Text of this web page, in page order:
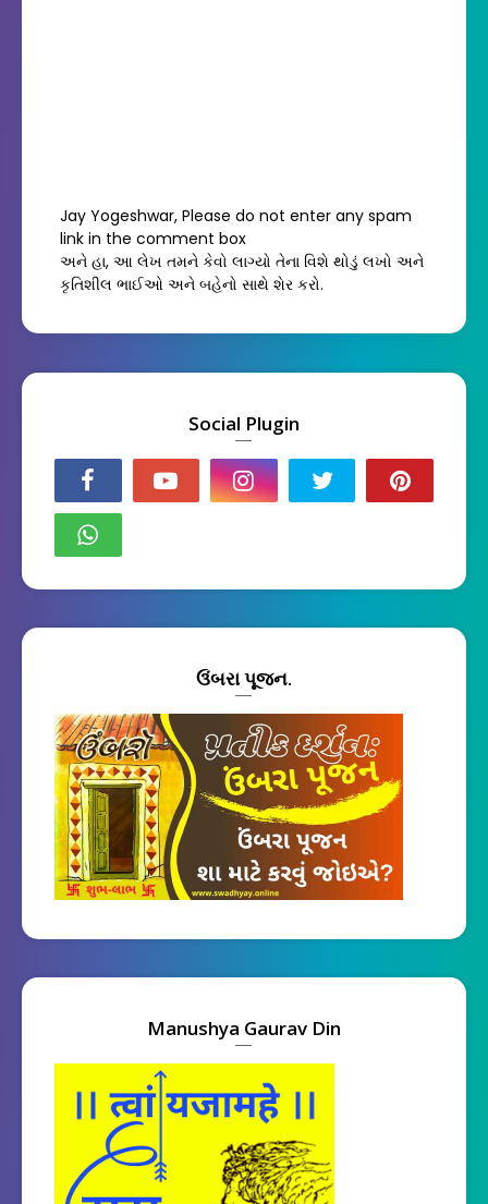
Jay Yogeshwar, Please do not enter any spam
link in the comment box
અને હા, આ લેખ તમને કેવો લાગ્યો તેના વિશે થોડું લખો અને
કૃતિશીલ ભાઈઓ અને બહેનો સાથે શેર કરો.
Social Plugin
ઉંબરા પૂજન.
Manushya Gaurav Din